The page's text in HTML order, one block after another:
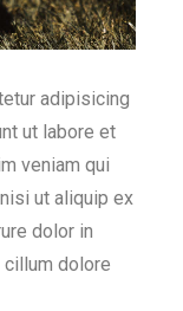
adipisicing
ut labore et
veniam qui
ut aliquip ex
dolor in
dolore